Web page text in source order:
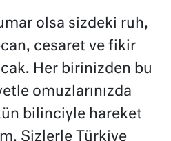
olsa sizdeki ruh,
cesaret ve fikir
Her birinizden bu
omuzlarınızda
bilinciyle hareket
Sizlerle Türkiye